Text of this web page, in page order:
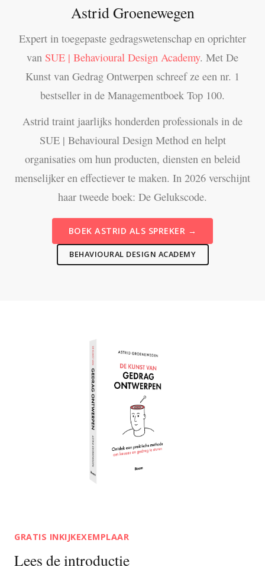
Astrid Groenewegen
Expert in toegepaste gedragswetenschap en oprichter
van SUE | Behavioural Design Academy. Met De
Kunst van Gedrag Ontwerpen schreef ze een nr. 1
bestseller in de Managementboek Top 100.
Astrid traint jaarlijks honderden professionals in de
SUE | Behavioural Design Method en helpt
organisaties om hun producten, diensten en beleid
menselijker en effectiever te maken. In 2026 verschijnt
haar tweede boek: De Gelukscode.
BOEK ASTRID ALS SPREKER →
BEHAVIOURAL DESIGN ACADEMY
GRATIS INKIJKEXEMPLAAR
Lees de introductie